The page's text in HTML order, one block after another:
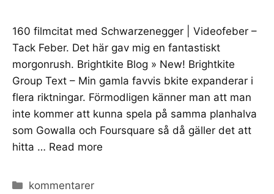
160 filmcitat med Schwarzenegger | Videofeber –
Tack Feber. Det här gav mig en fantastiskt
morgonrush. Brightkite Blog » New! Brightkite
Group Text – Min gamla favvis bkite expanderar i
flera riktningar. Förmodligen känner man att man
inte kommer att kunna spela på samma planhalva
som Gowalla och Foursquare så då gäller det att
hitta … Read more
Categories
kommentarer